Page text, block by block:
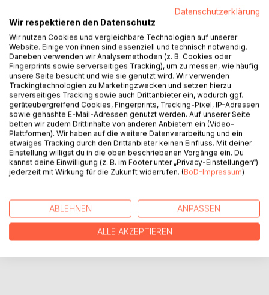
BESCHREIBUNG
When September transforms Lapland into an ocean of
colours, the most captivating time has come to visit the
land beyond the Arctic Circle. The biologist and nature
photographer Jörg Hemmer invites you on an autumnal
hiking tour across the Øvre Dividal National Park, Norway's
last wilderness.
AUTOR/IN
REZENSIONEN
Datenschutzerklärung
Wir respektieren den Datenschutz
Wir nutzen Cookies und vergleichbare Technologien auf unserer
Website. Einige von ihnen sind essenziell und technisch notwendig.
Daneben verwenden wir Analysemethoden (z. B. Cookies oder
Fingerprints sowie serverseitiges Tracking), um zu messen, wie häufig
unsere Seite besucht und wie sie genutzt wird. Wir verwenden
Trackingtechnologien zu Marketingzwecken und setzen hierzu
serverseitiges Tracking sowie auch Drittanbieter ein, wodurch ggf.
geräteübergreifend Cookies, Fingerprints, Tracking-Pixel, IP-Adressen
sowie gehashte E-Mail-Adressen genutzt werden. Auf unserer Seite
betten wir zudem Drittinhalte von anderen Anbietern ein (Video-
Plattformen). Wir haben auf die weitere Datenverarbeitung und ein
etwaiges Tracking durch den Drittanbieter keinen Einfluss. Mit deiner
Einstellung willigst du in die oben beschriebenen Vorgänge ein. Du
kannst deine Einwilligung (z. B. im Footer unter „Privacy-Einstellungen“)
jederzeit mit Wirkung für die Zukunft widerrufen. (BoD-Impressum)
ABLEHNEN ANPASSEN
ALLE AKZEPTIEREN